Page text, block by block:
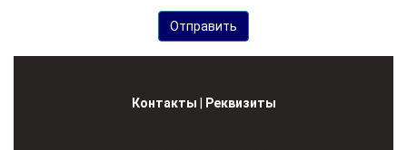
Контакты | Реквизиты